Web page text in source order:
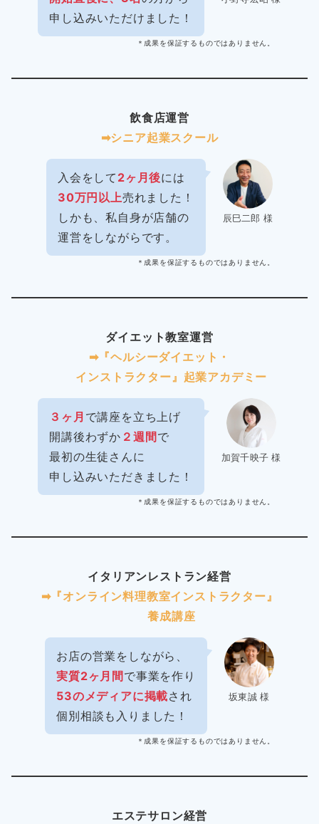
申し込みいただけました！
＊成果を保証するものではありません。
飲食店運営
➡︎シニア起業スクール
辰巳二郎 様
入会をして 2ヶ月後には
30万円以上売れました！
しかも、私自身が店舗の
運営をしながらです。
＊成果を保証するものではありません。
ダイエット教室運営
➡︎『ヘルシーダイエット・
インストラクター』起業アカデミー
加賀千映子 様
３ヶ月 で講座を立ち上げ
開講後わずか ２週間 で
最初の生徒さんに
申し込みいただきました！
＊成果を保証するものではありません。
イタリアンレストラン経営
➡︎『オンライン料理教室インストラクター』
養成講座
坂東誠 様
お店の営業をしながら、
実質2ヶ月間 で事業を作り
53のメディアに掲載され
個別相談も入りました！
＊成果を保証するものではありません。
エステサロン経営